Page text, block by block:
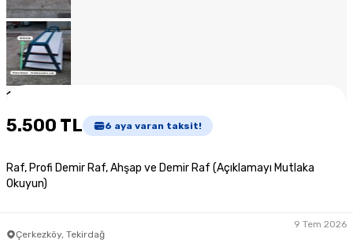
1
5.500 TL 6 aya varan taksit!
Raf, Profi Demir Raf, Ahşap ve Demir Raf (Açıklamayı Mutlaka
Okuyun)
Çerkezköy, Tekirdağ
9 Tem 2026